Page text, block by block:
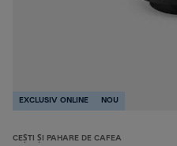
EXCLUSIV ONLINE NOU
CEȘTI ȘI PAHARE DE CAFEA